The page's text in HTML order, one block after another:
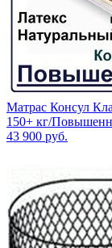
Матрас Консул
150+ кг/
43 900 руб.